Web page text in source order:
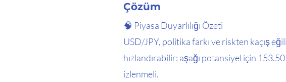
Çözüm
🧠 Piyasa Duyarlılığı Özeti
USD/JPY, politika farkı ve riskten kaçış
hızlandırabilir; aşağı potansiyel için
izlenmeli.